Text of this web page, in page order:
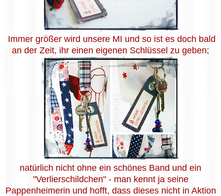
Immer größer wird unsere MI und so ist es doch bald
an der Zeit, ihr einen eigenen Schlüssel zu geben;
natürlich nicht ohne ein schönes Band und ein
"Verlierschildchen" - man kennt ja seine
Pappenheimerin und hofft, dass dieses nicht in Aktion